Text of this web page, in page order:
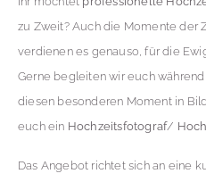
zu Zweit? Auch die Momente der
verdienen es genauso, für die
Gerne begleiten wir euch
diesen besonderen Moment in
euch ein Hochzeitsfotograf/
Das Angebot richtet sich an eine